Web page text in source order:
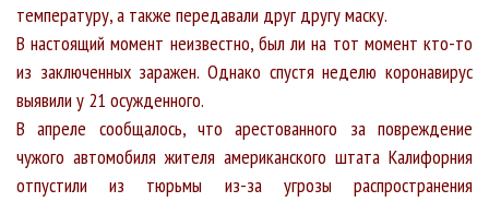
температуру, а также передавали друг другу маску.
В настоящий момент неизвестно, был ли на тот момент кто-то
из заключенных заражен. Однако спустя неделю коронавирус
выявили у 21 осужденного.
В апреле сообщалось, что арестованного за повреждение
чужого автомобиля жителя американского штата Калифорния
отпустили из тюрьмы из-за угрозы распространения